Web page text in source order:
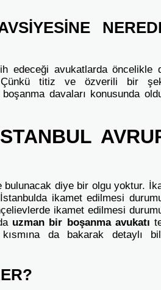
edeceği avukatlarda öncelikle
Çünkü titiz ve özverili bir
davaları konusunda
bulunacak diye bir olgu yoktur.
ikamet edilmesi
ikamet edilmesi
uzman bir boşanma avukatı
kısmına da bakarak detaylı